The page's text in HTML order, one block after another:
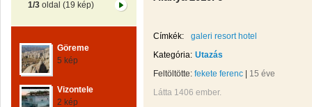
1/3oldal (19 kép)
Göreme
5 kép
Vizontele
2 kép
Címkék:
galeri resort hotel
Kategória: Utazás
Feltöltötte: fekete ferenc
15 éve
Látta 1406 ember.